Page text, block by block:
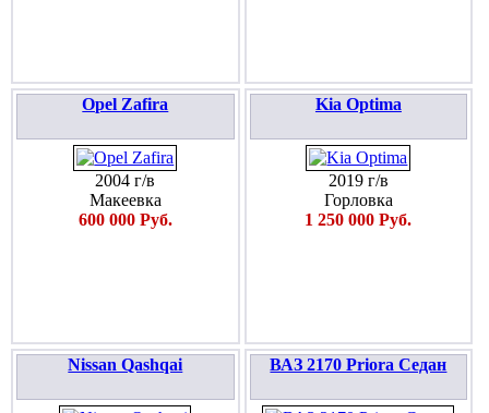
Opel Zafira
2004 г/в
Макеевка
600 000 Руб.
Kia Optima
2019 г/в
Горловка
1 250 000 Руб.
Nissan Qashqai ВАЗ 2170 Priora Седан